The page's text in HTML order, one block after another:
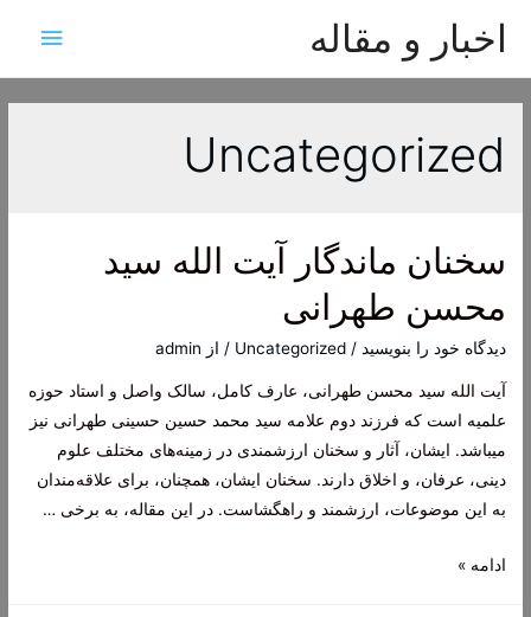
اخبار و مقاله
اصلی
Uncategorized
سخنان ماندگار آیت الله سید
محسن طهرانی
دیدگاه‌ خود را بنویسید /
Uncategorized / از admin
آیت الله سید محسن طهرانی، عارف کامل، سالک واصل و استاد حوزه
علمیه است که فرزند دوم علامه سید محمد حسین حسینی طهرانی نیز
میباشد. ایشان، آثار و سخنان ارزشمندی در زمینه‌های مختلف علوم
دینی، عرفان، و اخلاق دارند. سخنان ایشان، همچنان، برای علاقه‌مندان
به این موضوعات، ارزشمند و راهگشاست. در این مقاله، به برخی …
سخنان
ادامه »